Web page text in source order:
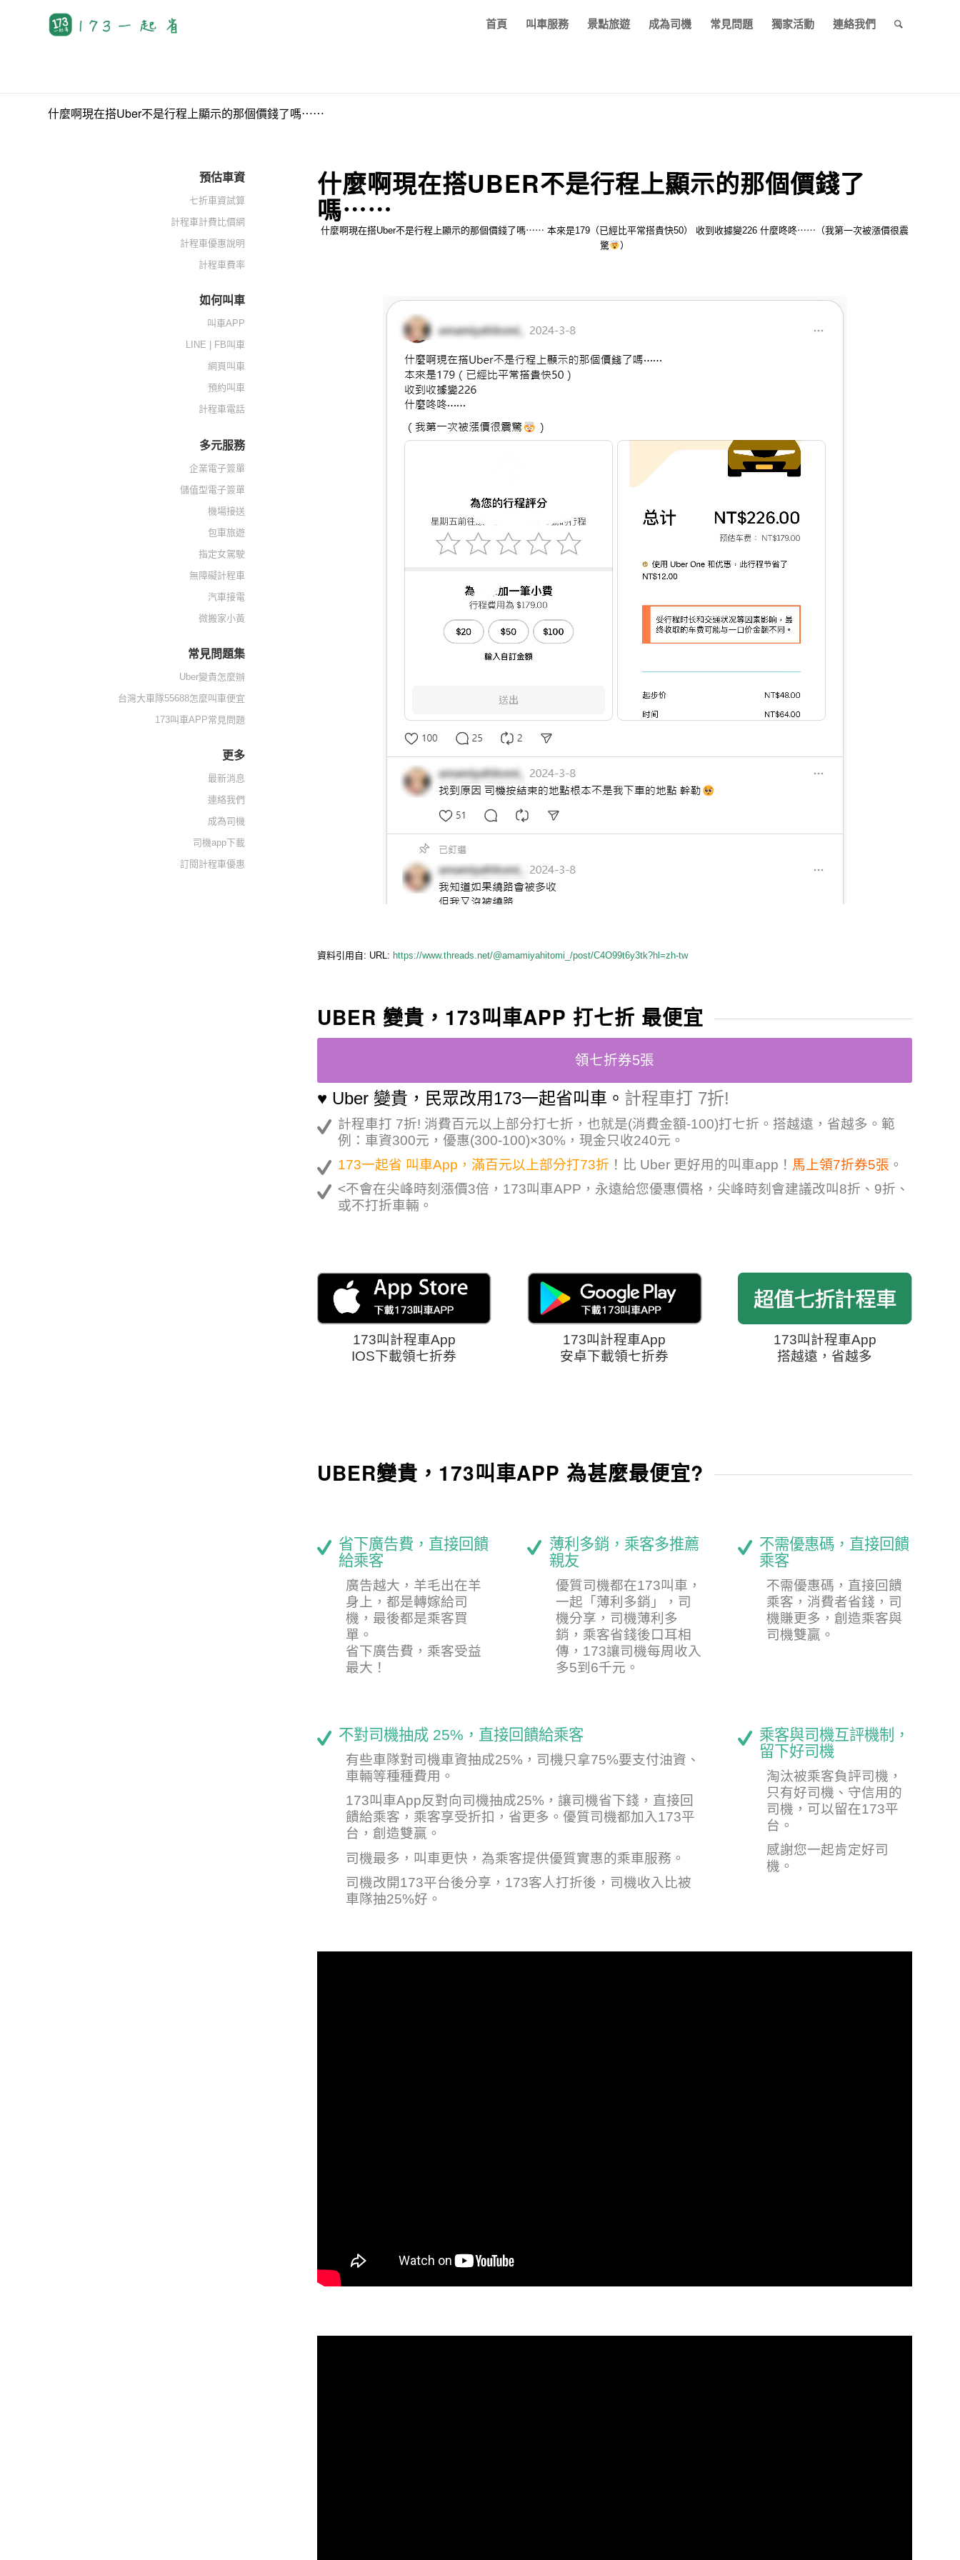
首頁 叫車服務 景點旅遊 成為司機 常見問題 獨家活動 連絡我們
什麼啊現在搭Uber不是行程上顯示的那個價錢了嗎⋯⋯
什麼啊現在搭UBER不是行程上顯示的那個價錢了
嗎⋯⋯
什麼啊現在搭Uber不是行程上顯示的那個價錢了嗎⋯⋯ 本來是179（已經比平常搭貴快50） 收到收據變226 什麼咚咚⋯⋯ （我第一次被漲價很震
驚
）
資料引用自: URL: https://www.threads.net/@amamiyahitomi_/post/C4O99t6y3tk?hl=zh-tw
UBER 變貴，173叫車APP 打七折 最便宜
領七折券5張
♥ Uber 變貴，民眾改用173一起省叫車。 計程車打 7折!
計程車打 7折! 消費百元以上部分打七折，也就是(消費金額-100)打七折。搭越遠，省越多。範
例：車資300元，優惠(300-100)×30%，現金只收240元。
173一起省 叫車App，滿百元以上部分打73折 ！比 Uber 更好用的叫車app！ 馬上領7折券5張 。
<不會在尖峰時刻漲價3倍，173叫車APP，永遠給您優惠價格，尖峰時刻會建議改叫8折、9折、
或不打折車輛。
173叫計程車App
IOS下載領七折券
173叫計程車App
安卓下載領七折券
173叫計程車App
搭越遠，省越多
UBER變貴，173叫車APP 為甚麼最便宜?
省下廣告費，直接回饋
給乘客
廣告越大，羊毛出在羊
身上，都是轉嫁給司
機，最後都是乘客買
單。
省下廣告費，乘客受益
最大！
薄利多銷，乘客多推薦
親友
優質司機都在173叫車，
一起「薄利多銷」，司
機分享，司機薄利多
銷，乘客省錢後口耳相
傳，173讓司機每周收入
多5到6千元。
不需優惠碼，直接回饋
乘客
不需優惠碼，直接回饋
乘客，消費者省錢，司
機賺更多，創造乘客與
司機雙贏。
不對司機抽成 25%，直接回饋給乘客
有些車隊對司機車資抽成25%，司機只拿75%要支付油資、
車輛等種種費用。
173叫車App反對向司機抽成25%，讓司機省下錢，直接回
饋給乘客，乘客享受折扣，省更多。優質司機都加入173平
台，創造雙贏。
司機最多，叫車更快，為乘客提供優質實惠的乘車服務。
司機改開173平台後分享，173客人打折後，司機收入比被
車隊抽25%好。
乘客與司機互評機制，
留下好司機
淘汰被乘客負評司機，
只有好司機、守信用的
司機，可以留在173平
台。
感謝您一起肯定好司
機。
預估車資
七折車資試算
計程車計費比價網
計程車優惠說明
計程車費率
如何叫車
叫車APP
LINE | FB叫車
網頁叫車
預約叫車
計程車電話
多元服務
企業電子簽單
儲值型電子簽單
機場接送
包車旅遊
指定女駕駛
無障礙計程車
汽車接電
微搬家小黃
常見問題集
Uber變貴怎麼辦
台灣大車隊55688怎麼叫車便宜
173叫車APP常見問題
更多
最新消息
連絡我們
成為司機
司機app下載
訂閱計程車優惠